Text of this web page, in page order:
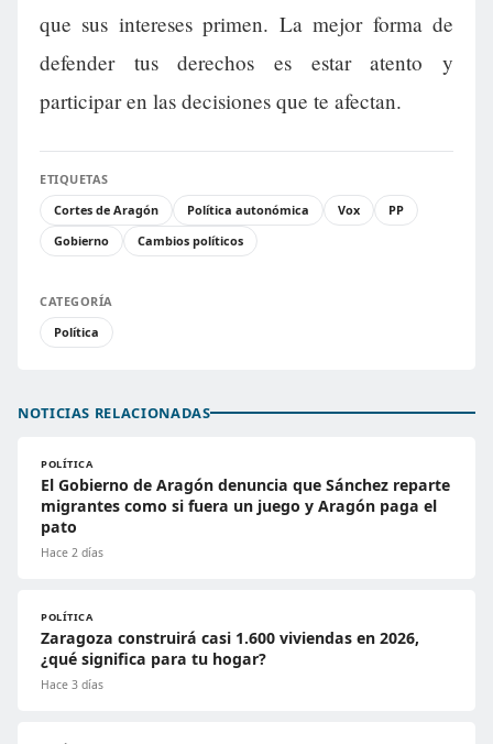
que sus intereses primen. La mejor forma de
defender tus derechos es estar atento y
participar en las decisiones que te afectan.
ETIQUETAS
Cortes de Aragón
Política autonómica Vox
PP
Gobierno
Cambios políticos
CATEGORÍA
Política
NOTICIAS RELACIONADAS
POLÍTICA
El Gobierno de Aragón denuncia que Sánchez reparte
migrantes como si fuera un juego y Aragón paga el
pato
Hace 2 días
POLÍTICA
Zaragoza construirá casi 1.600 viviendas en 2026,
¿qué significa para tu hogar?
Hace 3 días